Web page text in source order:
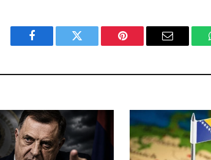
Facebook Twitter Pinterest Email